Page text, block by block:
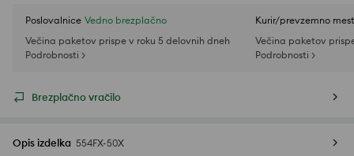
Poslovalnice Vedno brezplačno
Večina paketov prispe v roku 5 delovnih dneh
Podrobnosti >
Kurir/prevzemno
Večina paketov
Podrobnosti >
Brezplačno vračilo
Opis izdelka 554FX-50X